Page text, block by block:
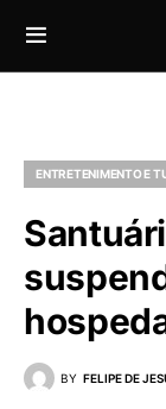
ENTRETENIMENTO E
BY FELIPE DE